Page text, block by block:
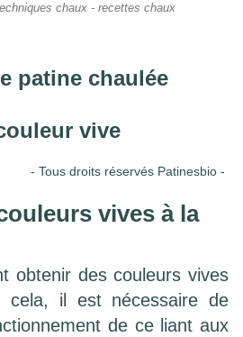
chaux - recettes chaux
patine chaulée
vive
- Tous droits réservés Patinesbio -
vives à la
obtenir des couleurs vives
il est nécessaire de
de ce liant aux